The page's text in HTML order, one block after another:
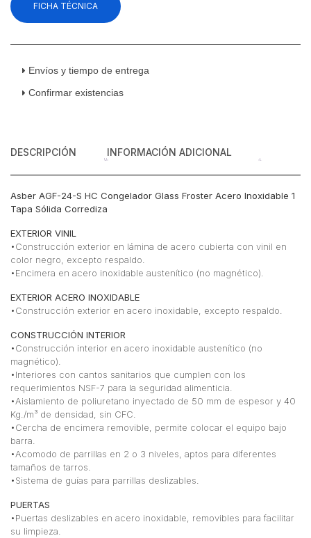
Glass
Froster
Sólida
FICHA TÉCNICA
Envíos y tiempo de entrega
Confirmar existencias
DESCRIPCIÓN INFORMACIÓN ADICIONAL
Asber AGF-24-S HC Congelador Glass Froster Acero Inoxidable 1
Tapa Sólida Corrediza
EXTERIOR VINIL
•Construcción exterior en lámina de acero cubierta con vinil en
color negro, excepto respaldo.
•Encimera en acero inoxidable austenítico (no magnético).
EXTERIOR ACERO INOXIDABLE
•Construcción exterior en acero inoxidable, excepto respaldo.
CONSTRUCCIÓN INTERIOR
•Construcción interior en acero inoxidable austenítico (no
magnético).
•Interiores con cantos sanitarios que cumplen con los
requerimientos NSF-7 para la seguridad alimenticia.
•Aislamiento de poliuretano inyectado de 50 mm de espesor y 40
Kg./m³ de densidad, sin CFC.
•Cercha de encimera removible, permite colocar el equipo bajo
barra.
•Acomodo de parrillas en 2 o 3 niveles, aptos para diferentes
tamaños de tarros.
•Sistema de guías para parrillas deslizables.
PUERTAS
•Puertas deslizables en acero inoxidable, removibles para facilitar
su limpieza.